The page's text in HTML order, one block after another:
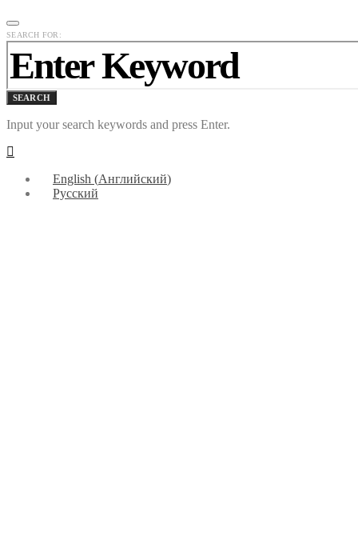
SEARCH FOR:
SEARCH
Input your search keywords and press Enter.
English (Английский)
Русский